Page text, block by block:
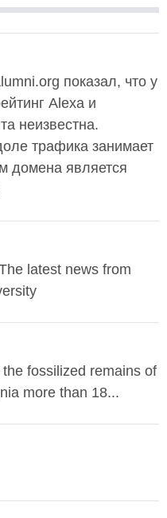
показал, что у
Alexa и
неизвестна.
трафика занимает
домена является
latest news from
fossilized remains of
more than 18...